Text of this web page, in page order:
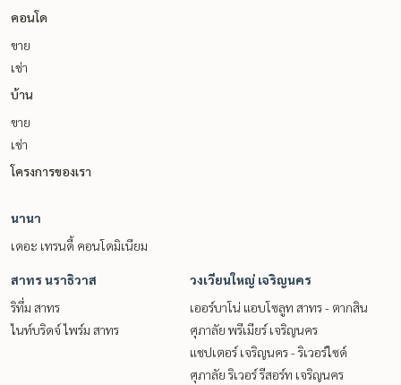
คอนโด
ขาย
เช่า
บ้าน
ขาย
เช่า
โครงการของเรา
นานา
เดอะ เทรนดี้ คอนโดมิเนียม
สาทร นราธิวาส
ริทึ่ม สาทร
ไนท์บริดจ์ ไพร์ม สาทร
วงเวียนใหญ่ เจริญนคร
เออร์บาโน่ แอบโซลูท สาทร - ตากสิน
ศุภาลัย พรีเมียร์ เจริญนคร
แชปเตอร์ เจริญนคร - ริเวอร์ไซด์
ศุภาลัย ริเวอร์ รีสอร์ท เจริญนคร